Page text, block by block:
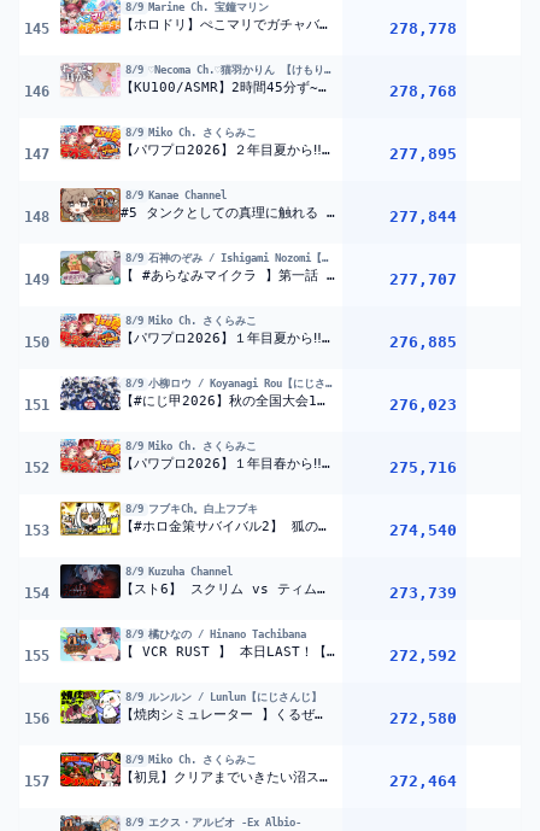
145
8/9 Marine Ch. 宝鐘マリン
【ホロドリ】ぺこマリでガチャバトル！★5をより多く引く真の幸運はどっちだ！？【ホロライブ/宝鐘マリン・兎田ぺこら】 278,778
146
8/9 ♡Necoma Ch.♡猫羽かりん 【けもりふ】
【KU100/ASMR】2時間45分ず~っと耳かき!心地良い音圧と囁きで脳がとろける…♡至高の睡眠導入ASMR♡【高音質】EarCleaning,Whispering,RelaxSleeping 278,768
147
8/9 Miko Ch. さくらみこ
【パワプロ2026】２年目夏から‼ 栄冠ナイン3年モードで新・桜咲高校はじめるぞおおおおおおおおおおおおお！！！【ホロライブ/さくらみこ】 277,895
148
8/9 Kanae Channel
#5 タンクとしての真理に触れる | VCR RUST【にじさんじ/叶】 277,844
149
8/9 石神のぞみ / Ishigami Nozomi【にじさんじ】
【 #あらなみマイクラ 】第一話 ここが新波女学園ね！【にじさんじ所属 ／ 石神のぞみ】 277,707
150
8/9 Miko Ch. さくらみこ
【パワプロ2026】１年目夏から‼ 栄冠ナイン3年モードで新・桜咲高校はじめるぞおおおおおおおおおおおおお！！！【ホロライブ/さくらみこ】 276,885
151
8/9 小柳ロウ / Koyanagi Rou【にじさんじ】
【#にじ甲2026】秋の全国大会1年目10月～【小柳ロウ/にじさんじ】 276,023
152
8/9 Miko Ch. さくらみこ
【パワプロ2026】１年目春から‼ 栄冠ナイン3年モードで新・桜咲高校はじめるぞおおおおおおおおおおおおお！！！【ホロライブ/さくらみこ】 275,716
153
8/9 フブキCh。白上フブキ
【#ホロ金策サバイバル2】 狐の錬金術師/FOXALCHEMIST DAY1 【ホロライブ/白上フブキ】 274,540
154
8/9 Kuzuha Channel
【スト6】 スクリム vs ティム＝せつな3 【 】 273,739
155
8/9 橘ひなの / Hinano Tachibana
【 VCR RUST 】 本日LAST！【ぶいすぽっ！/橘ひなの】 272,592
156
8/9 ルンルン / Lunlun【にじさんじ】
【焼肉シミュレーター 】くるぜ！BBB 打ち上げ焼肉対決【ルンルン/にじさんじ】 272,580
157
8/9 Miko Ch. さくらみこ
【初見】クリアまでいきたい沼スーパードンキーコングやるにぇえええええええええ‼⑤【ホロライブ/さくらみこ】 272,464
8/9 エクス・アルビオ -Ex Albio-